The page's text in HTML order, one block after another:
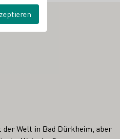
der Welt in Bad Dürkheim, aber